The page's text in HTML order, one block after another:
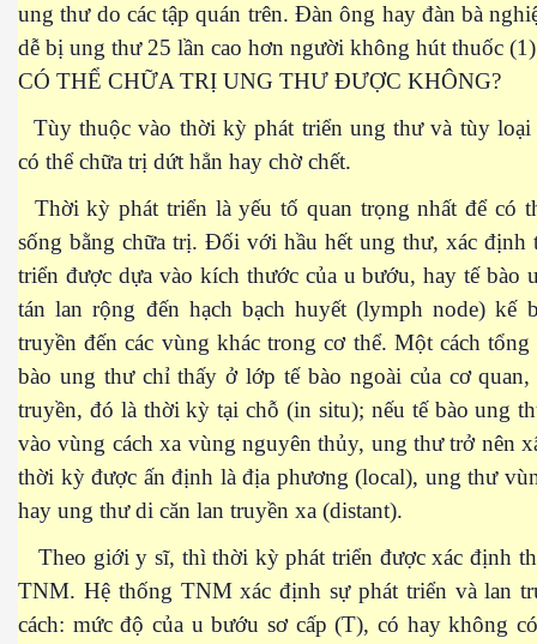
ung thư do các tập quán trên. Đàn ông hay đàn bà
dễ bị ung thư 25 lần cao hơn người không hút thuốc
CÓ THỂ CHỮA TRỊ UNG THƯ ĐƯỢC KHÔNG?
Tùy thuộc vào thời kỳ phát triển ung thư và tùy loại
có thể chữa trị dứt hẳn hay chờ chết.
Thời kỳ phát triển là yếu tố quan trọng nhất để có
sống bằng chữa trị. Đối với hầu hết ung thư, xác định
triển được dựa vào kích thước của u bướu, hay tế bào
tán lan rộng đến hạch bạch huyết (lymph node) kế
truyền đến các vùng khác trong cơ thể. Một cách tổng
bào ung thư chỉ thấy ở lớp tế bào ngoài của cơ quan,
truyền, đó là thời kỳ tại chỗ (in situ); nếu tế bào ung
vào vùng cách xa vùng nguyên thủy, ung thư trở nên
thời kỳ được ấn định là địa phương (local), ung thư
hay ung thư di căn lan truyền xa (distant).
Theo giới y sĩ, thì thời kỳ phát triển được xác định
TNM. Hệ thống TNM xác định sự phát triển và lan
cách: mức độ của u bướu sơ cấp (T), có hay không
làm gì?
ngọt
ở Hoa Kỳ năm 2015